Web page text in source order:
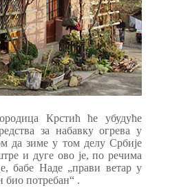
Крстић ће убудуће
за набавку огрева у
да зиме у том делу Србије
и дуге ово је, по речима
бабе Наде „прави ветар у
био потребан“ .